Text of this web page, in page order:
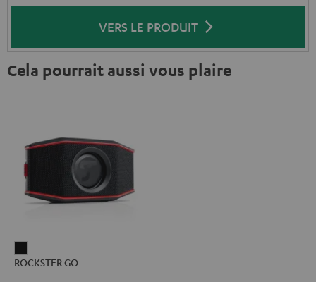
VERS LE PRODUIT
Cela pourrait aussi vous plaire
GO
ROCKSTER GO